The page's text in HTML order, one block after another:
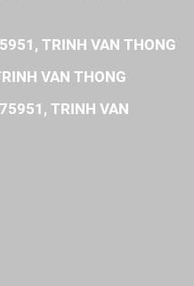
TRINH VAN THONG
VAN THONG
TRINH VAN